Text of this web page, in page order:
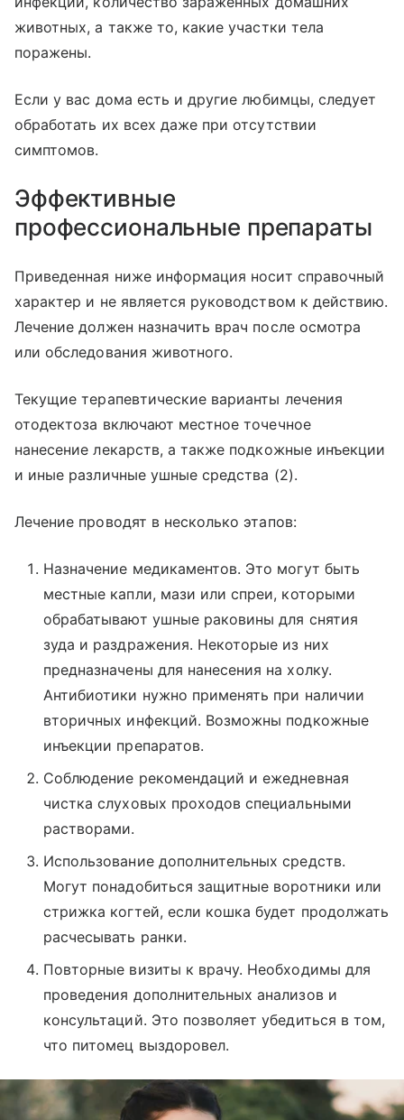
животных, а также то, какие участки тела
поражены.
Если у вас дома есть и другие любимцы, следует
обработать их всех даже при отсутствии
симптомов.
Эффективные
профессиональные препараты
Приведенная ниже информация носит справочный
характер и не является руководством к действию.
Лечение должен назначить врач после осмотра
или обследования животного.
Текущие терапевтические варианты лечения
отодектоза включают местное точечное
нанесение лекарств, а также подкожные инъекции
и иные различные ушные средства (2).
Лечение проводят в несколько этапов:
Назначение медикаментов. Это могут быть
местные капли, мази или спреи, которыми
обрабатывают ушные раковины для снятия
зуда и раздражения. Некоторые из них
предназначены для нанесения на холку.
Антибиотики нужно применять при наличии
вторичных инфекций. Возможны подкожные
инъекции препаратов.
Соблюдение рекомендаций и ежедневная
чистка слуховых проходов специальными
растворами.
Использование дополнительных средств.
Могут понадобиться защитные воротники или
стрижка когтей, если кошка будет продолжать
расчесывать ранки.
Повторные визиты к врачу. Необходимы для
проведения дополнительных анализов и
консультаций. Это позволяет убедиться в том,
что питомец выздоровел.